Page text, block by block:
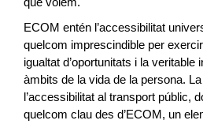
ECOM entén l’accessibilitat
quelcom imprescindible per
igualtat d’oportunitats i la
àmbits de la vida de la persona.
l’accessibilitat al transport públic,
quelcom clau des d’ECOM, un